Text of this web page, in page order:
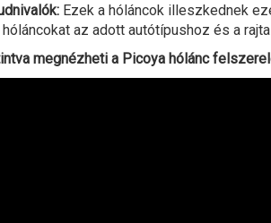
Ezek a hóláncok illeszkednek
az adott autótípushoz és a
megnézheti a Picoya hólánc